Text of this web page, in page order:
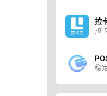
拉
拉
稳